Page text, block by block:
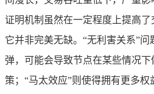
证明机制虽然在一定程度上提高
它并非完美无缺。“无利害关系”
弹，可能会导致节点在某些情况
策；“马太效应”则使得拥有更多